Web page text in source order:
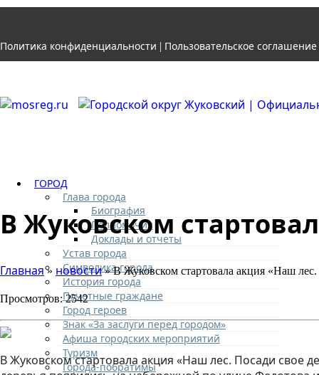
Политика конфиденциальности | Пользовательское соглашение
ГОРОД
Глава города
Биография
Полномочия
Доклады и отчеты
Устав города
Символика города
История города
Почетные граждане
Город героев
Знак «За заслуги перед городом»
Афиша городских мероприятий
Туризм
Города-побратимы
В Жуковском
Главная» новости» В Жуковском стартовала акция «Наш лес.
Просмотров: 2542
В Жуковском стартовала акция «Наш лес. Посади свое